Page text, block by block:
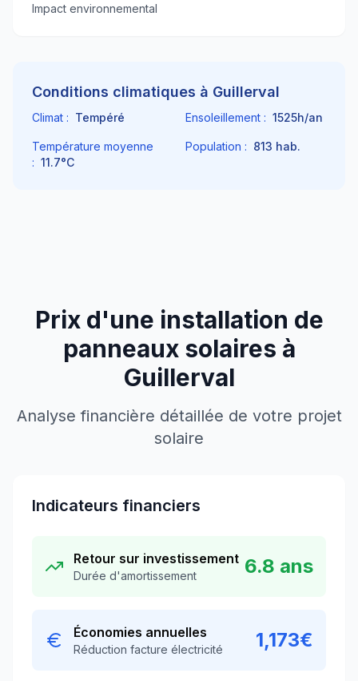
Impact environnemental
Conditions climatiques à Guillerval
Climat : Tempéré Ensoleillement : 1525h/an
Température moyenne
: 11.7°C
Population : 813 hab.
Prix d'une installation de
panneaux solaires à
Guillerval
Analyse financière détaillée de votre projet
solaire
Indicateurs financiers
Retour sur investissement
Durée d'amortissement 6.8 ans
Économies annuelles
Réduction facture électricité 1,173€